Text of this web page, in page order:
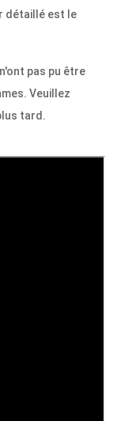
détaillé est le
pas pu être
Veuillez
tard.